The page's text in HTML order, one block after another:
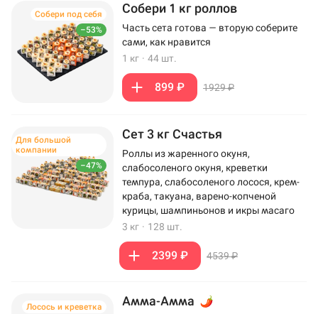
–53%
Собери под себя Собери 1 кг роллов
Часть сета готова — вторую соберите
сами, как нравится
1 кг · 44 шт.
899 ₽ 1929 ₽
–47%
Для большой
компании
Сет 3 кг Счастья
Роллы из жаренного окуня,
слабосоленого окуня, креветки
темпура, слабосоленого лосося, крем-
краба, такуана, варено-копченой
курицы, шампиньонов и икры масаго
3 кг · 128 шт.
2399 ₽ 4539 ₽
Лосось и креветка Амма-Амма